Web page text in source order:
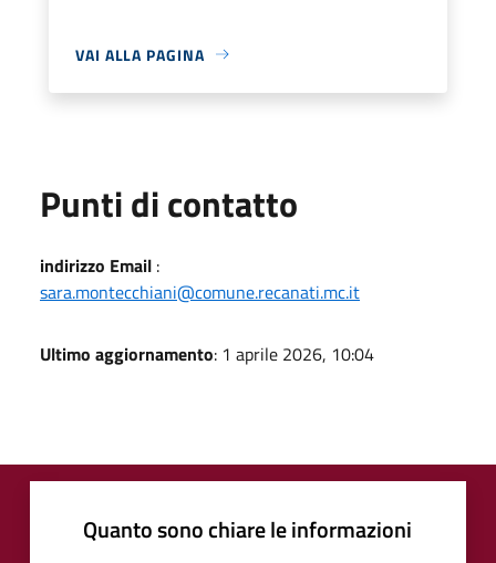
VAI ALLA PAGINA
Punti di contatto
indirizzo Email :
sara.montecchiani@comune.recanati.mc.it
Ultimo aggiornamento: 1 aprile 2026, 10:04
Quanto sono chiare le informazioni